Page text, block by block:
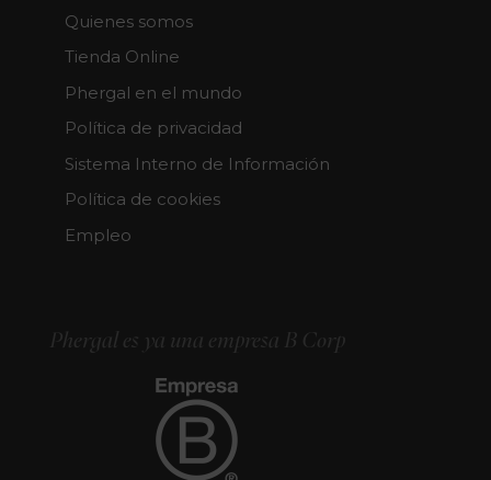
Quienes somos
Tienda Online
Phergal en el mundo
Política de privacidad
Sistema Interno de Información
Política de cookies
Empleo
Phergal es ya una empresa B Corp